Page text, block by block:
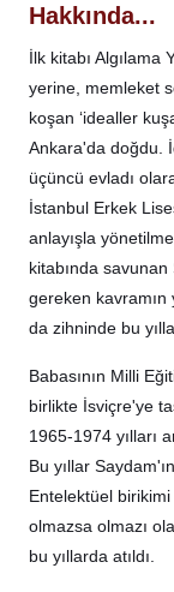
Hakkında...
İlk kitabı
yerine, memleket
koşan ‘idealler
Ankara'da doğdu.
üçüncü evladı
İstanbul Erkek
anlayışla
kitabında
gereken kavramın
da zihninde bu
Babasının Milli
birlikte İsviçre'ye
1965-1974 yılları
Bu yıllar
Entelektüel
olmazsa olmazı
bu yıllarda atıldı.